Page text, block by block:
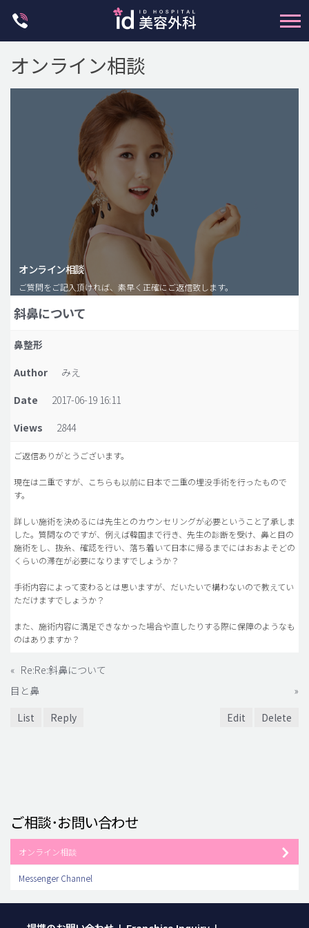
脂肪注入(アンチエイジング)
豊胸手術・バストアップ
プチ整形
idリアルストーリー
idニュース
病院紹介
安全整形
ご相談のお問い合わせ
オンライン相談
オンライン相談
ご質問をご記入頂ければ、素早く正確にご返信致します。
斜鼻について
鼻整形
Author
みえ
Date
2017-06-19 16:11
Views
2844
ご返信ありがとうございます。
現在は二重ですが、こちらも以前に日本で二重の埋没手術を行ったもので
す。
詳しい施術を決めるには先生とのカウンセリングが必要ということ了承しま
した。質問なのですが、例えば韓国まで行き、先生の診断を受け、鼻と目の
施術をし、抜糸、確認を行い、落ち着いて日本に帰るまでにはおおよそどの
くらいの滞在が必要になりますでしょうか？
手術内容によって変わるとは思いますが、だいたいで構わないので教えてい
ただけますでしょうか？
また、施術内容に満足できなかった場合や直したりする際に保障のようなも
のはありますか？
« Re:Re:斜鼻について
目と鼻
»
List
Reply Edit Delete
ご相談･お問い合わせ
オンライン相談
Messenger Channel